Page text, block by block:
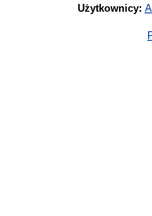
Użytkownicy: